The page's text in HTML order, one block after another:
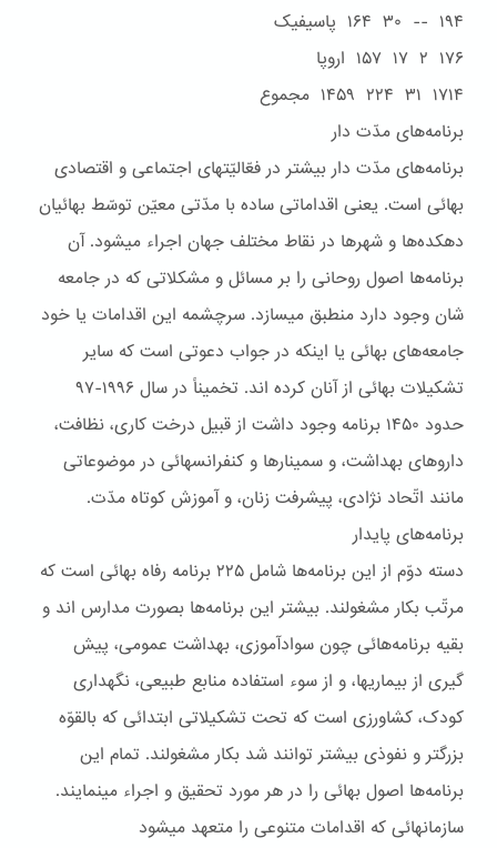
۱۹۴ -- ۳۰ ۱۶۴ پاسيفيک
۱۷۶ ۲ ۱۷ ۱۵۷ اروپا
۱۷۱۴ ۳۱ ۲۲۴ ۱۴۵۹ مجموع
برنامه‌هاى مدّت دار
برنامه‌های مدّت دار بيشتر در فعّاليّتهای اجتماعی و اقتصادی
بهائی است. يعنی اقداماتی ساده با مدّتی معيّن توسّط بهائيان
دهکده‌ها و شهرها در نقاط مختلف جهان اجراء ميشود. آن
برنامه‌ها اصول روحانی را بر مسائل و مشکلاتی که در جامعه
شان وجود دارد منطبق ميسازد. سرچشمه اين اقدامات يا خود
جامعه‌های بهائی يا اينکه در جواب دعوتی است که ساير
تشکيلات بهائی از آنان کرده اند. تخميناً در سال ۱۹۹۶-۹۷
حدود ۱۴۵۰ برنامه وجود داشت از قبيل درخت کاری، نظافت،
داروهای بهداشت، و سمينارها و کنفرانسهائی در موضوعاتی
مانند اتّحاد نژادی، پيشرفت زنان، و آموزش کوتاه مدّت.
برنامه‌هاى پايدار
دسته دوّم از اين برنامه‌ها شامل ۲۲۵ برنامه رفاه بهائی است که
مرتّب بکار مشغولند. بيشتر اين برنامه‌ها بصورت مدارس اند و
بقيه برنامه‌هائی چون سوادآموزی، بهداشت عمومی، پيش
گيری از بيماريها، و از سوء استفاده منابع طبيعی، نگهداری
کودک، کشاورزی است که تحت تشکيلاتی ابتدائی که بالقوّه
بزرگتر و نفوذی بيشتر توانند شد بکار مشغولند. تمام اين
برنامه‌ها اصول بهائی را در هر مورد تحقيق و اجراء مينمايند.
سازمانهائى که اقدامات متنوعى را متعهد ميشود